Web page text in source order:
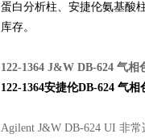
蛋白分析柱、安捷伦氨基酸
库存。
122-1364 J&W DB-624 气相
122-1364安捷伦DB-624 气
Agilent J&W DB-624 UI 非